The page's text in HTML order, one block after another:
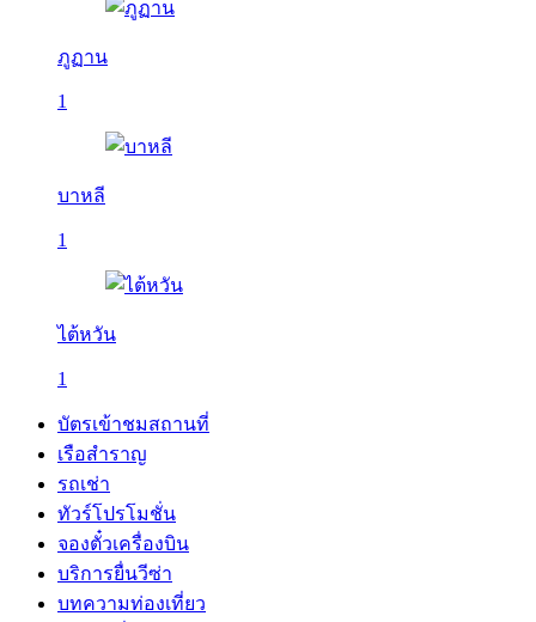
ภูฏาน
1
บาหลี
1
ไต้หวัน
1
บัตรเข้าชมสถานที่
เรือสำราญ
รถเช่า
ทัวร์โปรโมชั่น
จองตั๋วเครื่องบิน
บริการยื่นวีซ่า
บทความท่องเที่ยว